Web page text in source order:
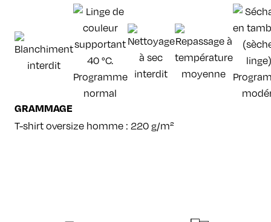
GRAMMAGE
T-shirt oversize homme : 220 g/m²